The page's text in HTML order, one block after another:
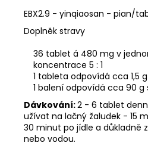
EBX2.9 - yinqiaosan - pian/
Doplněk stravy
36 tablet á 480 mg v
koncentrace 5 : 1
1 tableta odpovídá cca 1,5
1 balení odpovídá cca 90 g
Dávkování:2 - 6 tablet
užívat na lačný žaludek - 15
30 minut po jídle a důkladně
nebo vodou.